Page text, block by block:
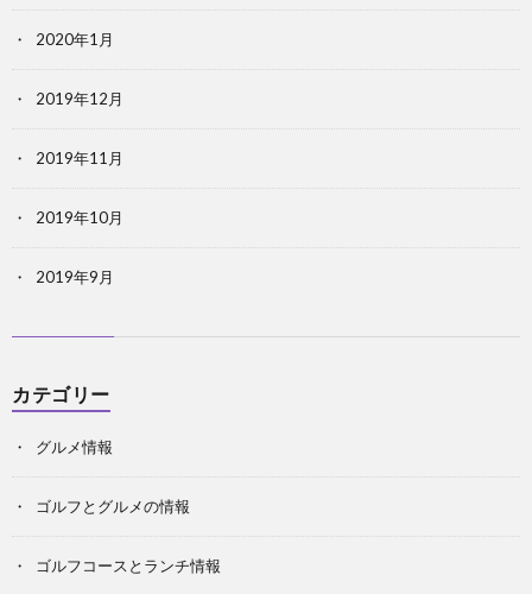
2020年1月
2019年12月
2019年11月
2019年10月
2019年9月
カテゴリー
グルメ情報
ゴルフとグルメの情報
ゴルフコースとランチ情報